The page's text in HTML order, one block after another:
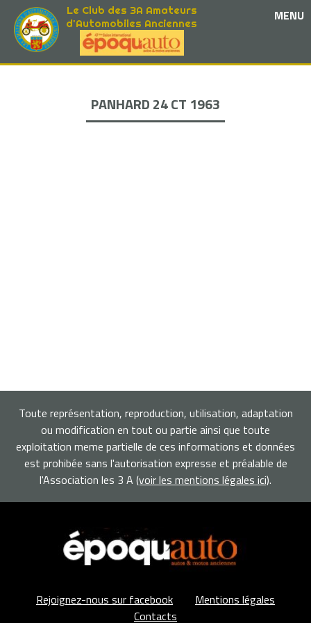
MENU
Le Club des 3A Amateurs
d'Automobiles Anciennes
PANHARD 24 CT 1963
Toute représentation, reproduction, utilisation, adaptation
ou modification en tout ou partie ainsi que toute
exploitation meme partielle de ces informations et données
est prohibée sans l'autorisation expresse et préalable de
l'Association les 3 A (voir les mentions légales ici).
Rejoignez-nous sur facebook
Mentions légales
Contacts